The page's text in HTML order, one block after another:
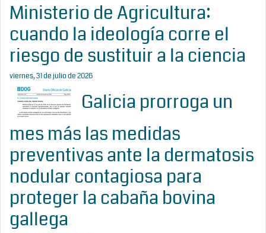
Ministerio de Agricultura:
cuando la ideología corre el
riesgo de sustituir a la ciencia
viernes, 31 de julio de 2026
Galicia prorroga un
mes más las medidas
preventivas ante la dermatosis
nodular contagiosa para
proteger la cabaña bovina
gallega